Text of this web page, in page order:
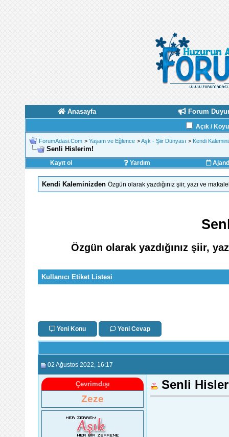
Anasayfa Forum
Açık /
ForumAdasi.Com > Yaşam ve Eğlence >Aşk - Şiir Dünyası > Kendi
Senli Hislerim!
Kayıt ol Yardım
Kendi Kaleminizden Özgün olarak yazdığınız şiir, yazı ve
Özgün olarak yazdığınız şiir,
Kullanıcı Etiket Listesi
Yeni Konu Yeni Cevap
02 Ağustos 2022 , 16:17
Çevrimdışı
Zeze
Senli